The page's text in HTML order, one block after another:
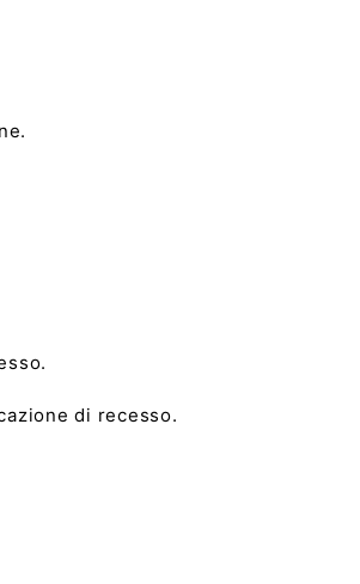
di recesso.